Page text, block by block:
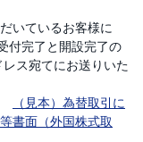
いているお客様に
付完了と開設完了の
ス宛てにお送りいた
（見本）為替取引に
書面（外国株式取